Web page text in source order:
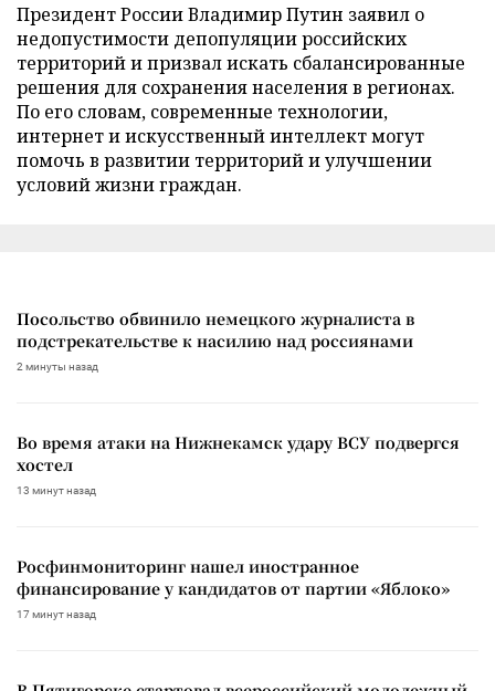
Президент России Владимир Путин заявил о
недопустимости депопуляции российских
территорий и призвал искать сбалансированные
решения для сохранения населения в регионах.
По его словам, современные технологии,
интернет и искусственный интеллект могут
помочь в развитии территорий и улучшении
условий жизни граждан.
Посольство обвинило немецкого журналиста в
подстрекательстве к насилию над россиянами
2 минуты назад
Во время атаки на Нижнекамск удару ВСУ подвергся
хостел
13 минут назад
Росфинмониторинг нашел иностранное
финансирование у кандидатов от партии «Яблоко»
17 минут назад